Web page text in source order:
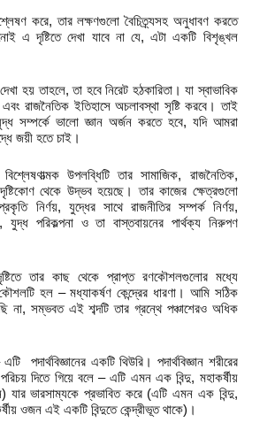
করে, তার লক্ষণগুলো বৈচিত্র্যসহ অনুধাবণ করতে
এ দৃষ্টিতে দেখা যাবে না যে, এটা একটি বিশৃঙ্খল
হয় তাহলে, তা হবে নিরেট হঠকারিতা। যা স্বাভাবিক
এবং রাজনৈতিক ইতিহাসে অচলাবস্থা সৃষ্টি করবে। তাই
সম্পর্কে ভালো জ্ঞান অর্জন করতে হবে, যদি আমরা
জয়ী হতে চাই।
উপলব্ধিটি তার সামাজিক, রাজনৈতিক,
থেকে উদ্ভব হয়েছে। তার কাজের ক্ষেত্রগুলো
নির্ণয়, যুদ্ধের সাথে রাজনীতির সম্পর্ক নির্ণয়,
যুদ্ধ পরিকল্পনা ও তা বাস্তবায়নের পার্থক্য নিরুপণ
তার কাছ থেকে প্রাপ্ত রণকৌশলগুলোর মধ্যে
হল – মধ্যাকর্ষণ কেন্দ্রের ধারণা। আমি সঠিক
না, সম্ভবত এই শব্দটি তার গ্রন্থে পঞ্চাশেরও অধিক
পদার্থবিজ্ঞানের একটি থিউরি। পদার্থবিজ্ঞান শরীরের
পরিচয় দিতে গিয়ে বলে – এটি এমন এক বিন্দু, মহাকর্ষীয়
যার ভারসাম্যকে প্রভাবিত করে (এটি এমন এক বিন্দু,
ওজন এই একটি বিন্দুতে কেন্দ্রীভূত থাকে)।